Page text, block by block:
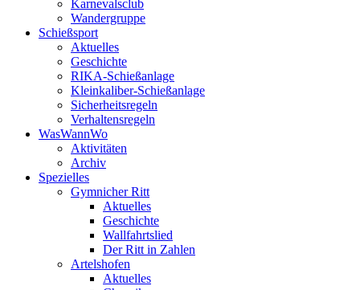
Karnevalsclub
Wandergruppe
Schießsport
Aktuelles
Geschichte
RIKA-Schießanlage
Kleinkaliber-Schießanlage
Sicherheitsregeln
Verhaltensregeln
WasWannWo
Aktivitäten
Archiv
Spezielles
Gymnicher Ritt
Aktuelles
Geschichte
Wallfahrtslied
Der Ritt in Zahlen
Artelshofen
Aktuelles